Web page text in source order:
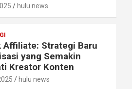
hulu news
Affiliate: Strategi Baru
yang Semakin
Kreator Konten
hulu news